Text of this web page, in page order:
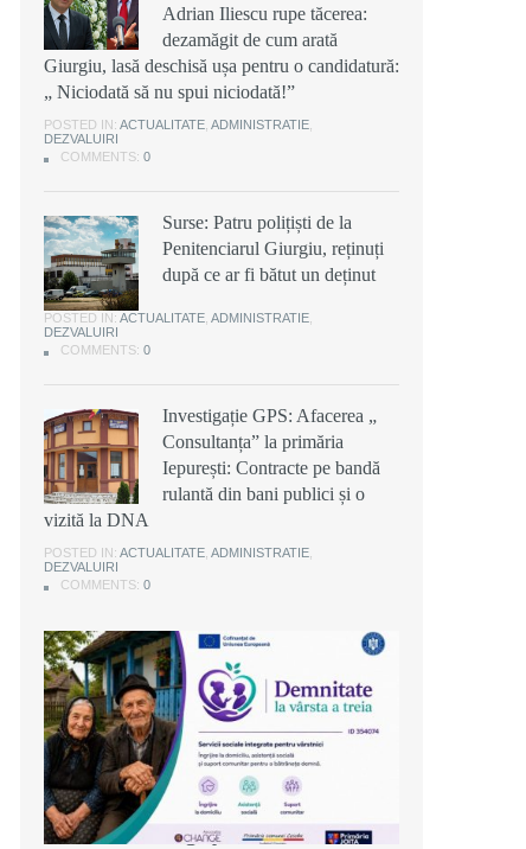
Adrian Iliescu rupe tăcerea:
dezamăgit de cum arată
Giurgiu, lasă deschisă ușa pentru o candidatură:
„ Niciodată să nu spui niciodată!”
POSTED IN: ACTUALITATE ADMINISTRATIE
DEZVALUIRI
COMMENTS: 0
Surse: Patru polițiști de la
Penitenciarul Giurgiu, reținuți
după ce ar fi bătut un deținut
POSTED IN: ACTUALITATE ADMINISTRATIE
DEZVALUIRI
COMMENTS: 0
Investigație GPS: Afacerea „
Consultanța” la primăria
Iepurești: Contracte pe bandă
rulantă din bani publici și o
vizită la DNA
POSTED IN: ACTUALITATE ADMINISTRATIE
DEZVALUIRI
COMMENTS: 0
Alexandru Păun, primarul comunei
Joița: O comunitate puternică este
aceea care are grijă de seniorii săi